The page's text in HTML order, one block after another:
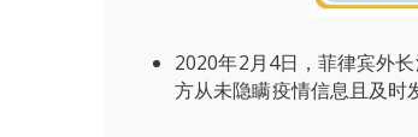
2020年2月4日，菲律宾外
方从未隐瞒疫情信息且及时